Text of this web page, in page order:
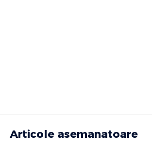
Articole asemanatoare